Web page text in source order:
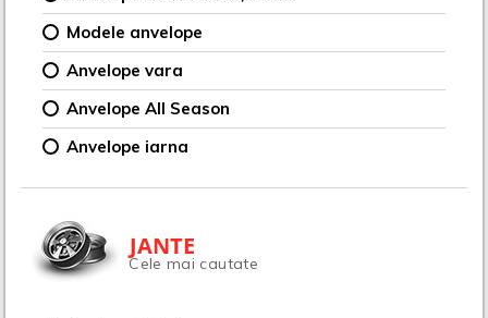
Modele anvelope
Anvelope vara
Anvelope All Season
Anvelope iarna
JANTE
Cele mai cautate